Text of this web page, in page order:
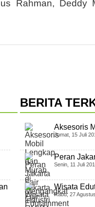
Rahman, Deddy
BERITA
Aksesoris
Jumat, 15 Juli
Peran
Senin, 11 Juli
Wisata
Rabu, 27